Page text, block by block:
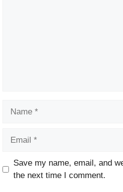
Website
Save my name, email, and
the next time I comment.